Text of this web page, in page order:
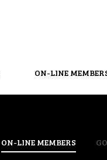
ON-LINE
ON-LINE MEMBERS